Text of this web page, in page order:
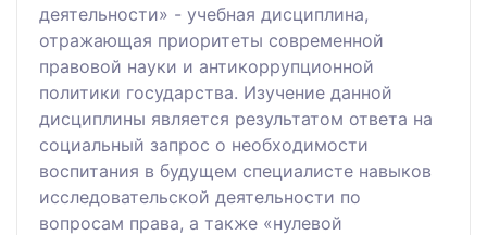
деятельности» - учебная дисциплина,
отражающая приоритеты современной
правовой науки и антикоррупционной
политики государства. Изучение данной
дисциплины является результатом ответа на
социальный запрос о необходимости
воспитания в будущем специалисте навыков
исследовательской деятельности по
вопросам права, а также «нулевой